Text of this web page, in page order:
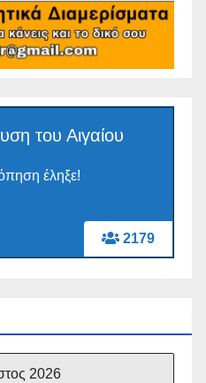
2179
του Αιγαίου
έληξε!
2026